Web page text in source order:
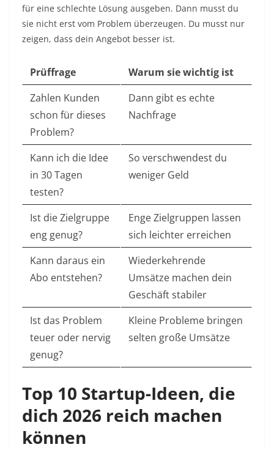
für eine schlechte Lösung ausgeben. Dann musst du
sie nicht erst vom Problem überzeugen. Du musst nur
zeigen, dass dein Angebot besser ist.
Prüffrage
Warum sie wichtig ist
Zahlen Kunden
schon für dieses
Problem?
Dann gibt es echte
Nachfrage
Kann ich die Idee
in 30 Tagen
testen?
So verschwendest du
weniger Geld
Ist die Zielgruppe
eng genug?
Enge Zielgruppen lassen
sich leichter erreichen
Kann daraus ein
Abo entstehen?
Wiederkehrende
Umsätze machen dein
Geschäft stabiler
Ist das Problem
teuer oder nervig
genug?
Kleine Probleme bringen
selten große Umsätze
Top 10 Startup-Ideen, die
dich 2026 reich machen
können